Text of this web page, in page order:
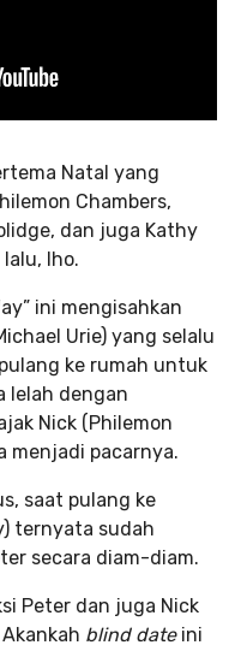
Natal yang
Chambers,
dan juga Kathy
lho.
ini mengisahkan
Urie) yang selalu
ke rumah untuk
lelah dengan
Nick (Philemon
menjadi pacarnya.
saat pulang ke
ternyata sudah
secara diam-diam.
Peter dan juga Nick
blind date ini